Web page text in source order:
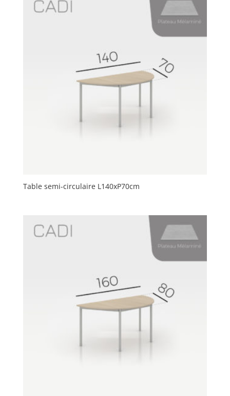
Table semi-circulaire L140xP70cm